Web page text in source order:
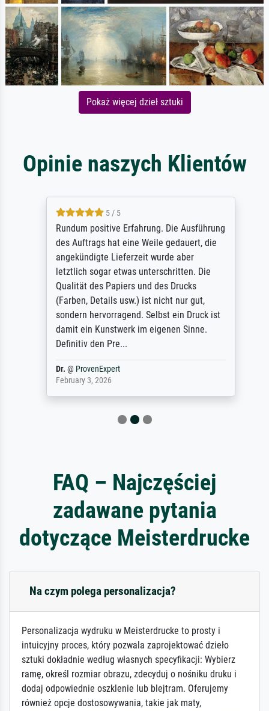
Pokaż więcej dzieł sztuki
Opinie naszych Klientów
5 / 5
Rundum positive Erfahrung. Die Ausführung
des Auftrags hat eine Weile gedauert, die
angekündigte Lieferzeit wurde aber
letztlich sogar etwas unterschritten. Die
Qualität des Papiers und des Drucks
(Farben, Details usw.) ist nicht nur gut,
sondern hervorragend. Selbst ein Druck ist
damit ein Kunstwerk im eigenen Sinne.
Definitiv den Pre...
Dr.@ProvenExpert
February 3, 2026
FAQ – Najczęściej
zadawane pytania
dotyczące Meisterdrucke
Na czym polega personalizacja?
Personalizacja wydruku w Meisterdrucke to prosty i
intuicyjny proces, który pozwala zaprojektować dzieło
sztuki dokładnie według własnych specyfikacji: Wybierz
ramę, określ rozmiar obrazu, zdecyduj o nośniku druku i
dodaj odpowiednie oszklenie lub blejtram. Oferujemy
również opcje dostosowywania, takie jak maty,